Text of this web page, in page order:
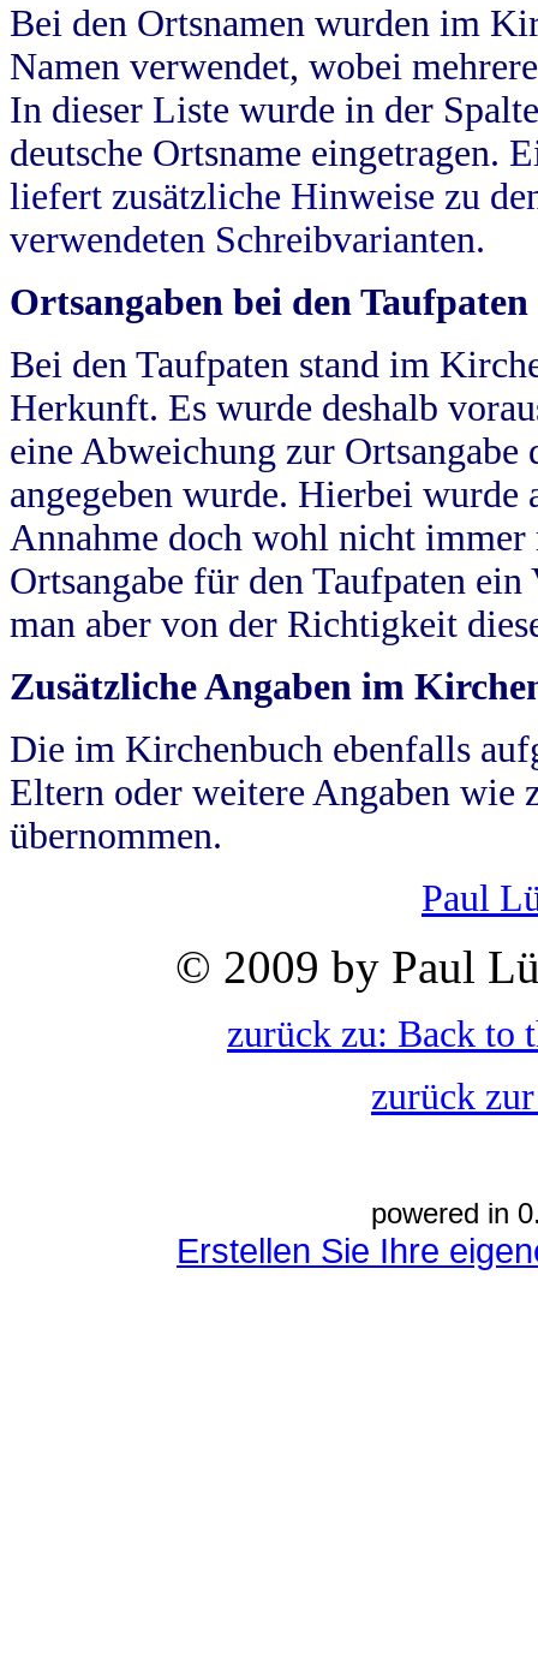
Bei den Ortsnamen wurden im
Namen verwendet, wobei
In dieser Liste wurde in der
deutsche Ortsname eingetragen.
liefert zusätzliche Hinweise zu
verwendeten Schreibvarianten.
Ortsangaben bei den Taufpaten
Bei den Taufpaten stand im
Herkunft. Es wurde deshalb
eine Abweichung zur
angegeben wurde. Hierbei wurde
Annahme doch wohl nicht
Ortsangabe für den Taufpaten
man aber von der Richtigkeit
Zusätzliche Angaben im
Die im Kirchenbuch ebenfalls
Eltern oder weitere Angaben wie
übernommen.
Paul
© 2009 by Paul
zurück zu: Back to
zurück
powered in
Erstellen Sie Ihre